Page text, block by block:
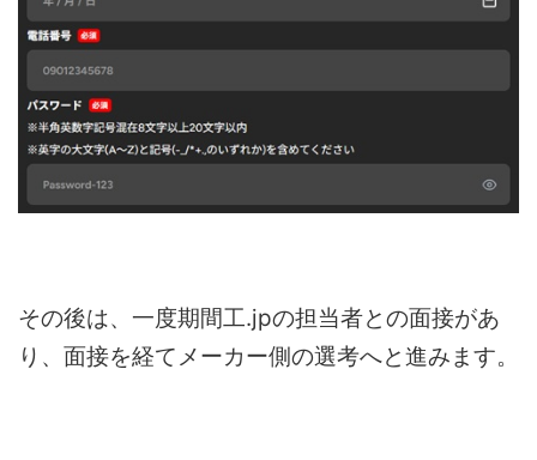
その後は、一度期間工.jpの担当者との面接があ
り、面接を経てメーカー側の選考へと進みます。